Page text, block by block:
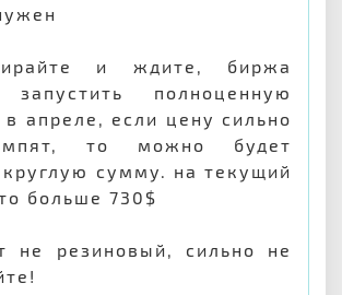
и ждите, биржа
запустить полноценную
апреле, если цену сильно
то можно будет
круглую сумму. на текущий
больше 730$
не резиновый, сильно не